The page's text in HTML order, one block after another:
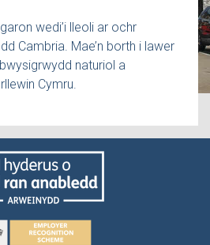
wedi’i lleoli ar ochr
Cambria. Mae’n borth i lawer
naturiol a
Cymru.